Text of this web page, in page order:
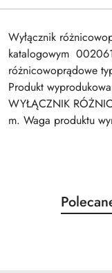
Wyłącznik
katalogowym
różnicowoprądowe
Produkt
WYŁĄCZNIK
m. Waga produktu
Pomiń
o